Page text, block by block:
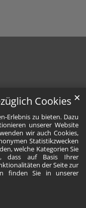
Cookies
Erlebnis zu bieten. Dazu
unserer Website
wir auch Cookies,
Statistikzwecken
welche Kategorien Sie
dass auf Basis Ihrer
der Seite zur
finden Sie in unserer
✕